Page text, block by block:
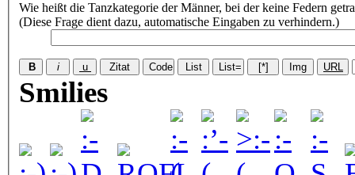
Wie heißt die Tanzkategorie der Männer, bei der keine Federn
(Diese Frage dient dazu, automatische Eingaben zu verhindern.)
Smilies